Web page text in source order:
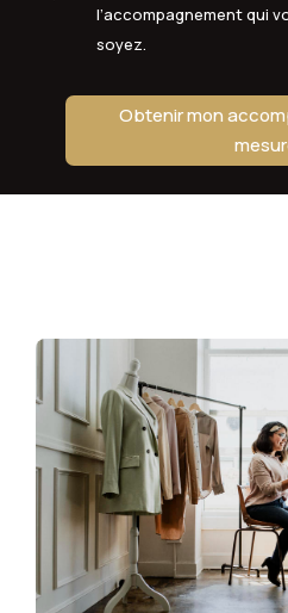
l’accompagnement qui
soyez.
Obtenir mon